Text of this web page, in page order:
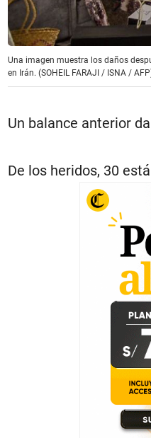
Una imagen muestra los daños
en Irán. (SOHEIL FARAJI / ISNA /
Un balance anterior
De los heridos, 30